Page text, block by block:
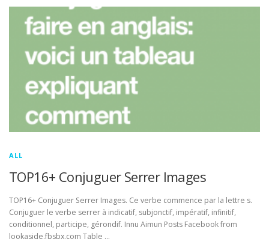
ALL
TOP16+ Conjuguer Serrer Images
TOP16+ Conjuguer Serrer Images. Ce verbe commence par la lettre s.
Conjuguer le verbe serrer à indicatif, subjonctif, impératif, infinitif,
conditionnel, participe, gérondif. Innu Aimun Posts Facebook from
lookaside.fbsbx.com Table …